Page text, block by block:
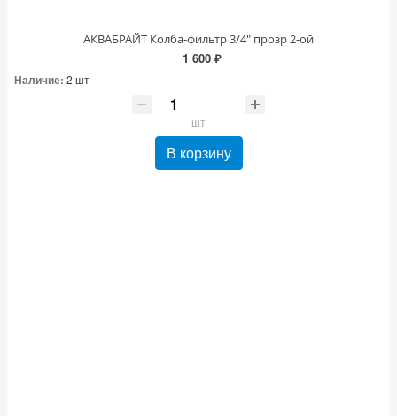
АКВАБРАЙТ Колба-фильтр 3/4" прозр 2-ой
1 600 ₽
Наличие: 2 шт
шт
В корзину